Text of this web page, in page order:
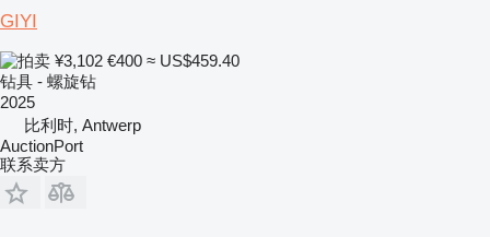
GIYI
¥3,102 €400 ≈ US$459.40
钻具 - 螺旋钻
2025
比利时, Antwerp
AuctionPort
联系卖方